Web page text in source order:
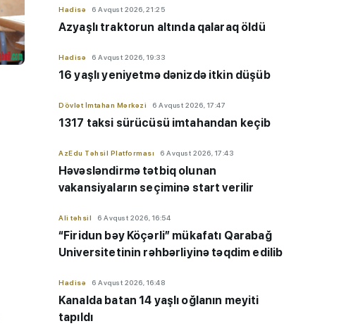
Hadisə 6 Avqust 2026, 21:25
Azyaşlı traktorun altında qalaraq öldü
Hadisə 6 Avqust 2026, 19:33
16 yaşlı yeniyetmə dənizdə itkin düşüb
Dövlət İmtahan Mərkəzi 6 Avqust 2026, 17:47
1317 taksi sürücüsü imtahandan keçib
AzEdu Təhsil Platforması 6 Avqust 2026, 17:43
Həvəsləndirmə tətbiq olunan
vakansiyaların seçiminə start verilir
Ali təhsil 6 Avqust 2026, 16:54
“Firidun bəy Köçərli” mükafatı Qarabağ
Universitetinin rəhbərliyinə təqdim edilib
Hadisə 6 Avqust 2026, 16:48
Kanalda batan 14 yaşlı oğlanın meyiti
tapıldı